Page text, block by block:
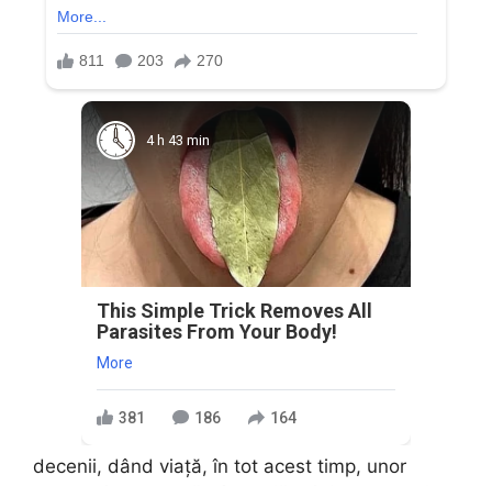
4 h 43 min
This Simple Trick Removes All
Parasites From Your Body!
More
381 186 164
decenii, dând viață, în tot acest timp, unor